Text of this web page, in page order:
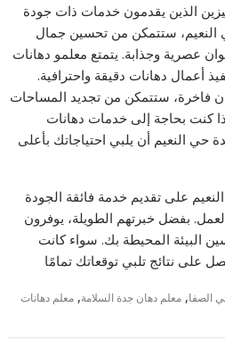
الذين يقدمون خدمات ذات جودة
النعيم، ستتمكن من تحسين جمال
عصرية وجذابة. يتمتع معلمو دهانات
أعمال دهانات دقيقة واحترافية.
فاخرة، ستتمكن من تجديد المساحات
كنت بحاجة إلى خدمات دهانات
حي النعيم أن يلبي احتياجاتك بأعلى
على تقديم خدمة فائقة الجودة
بفضل خبرتهم الطويلة، يوفرون
البيئة المحيطة بك. سواء كانت
على نتائج تلبي توقعاتك تمامًا
الصفا,معلم دهان جدة السلامة,معلم دهانات